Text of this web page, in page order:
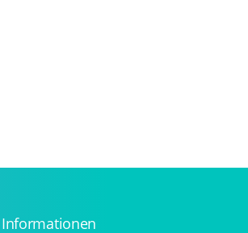
Informationen